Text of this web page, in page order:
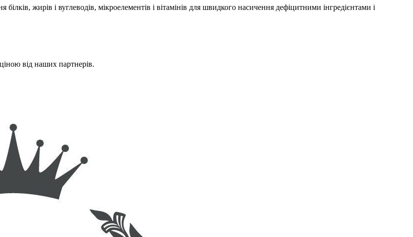
жирів і вуглеводів, мікроелементів і вітамінів для швидкого насичення дефіцитними інгредієнтами і
від наших партнерів.